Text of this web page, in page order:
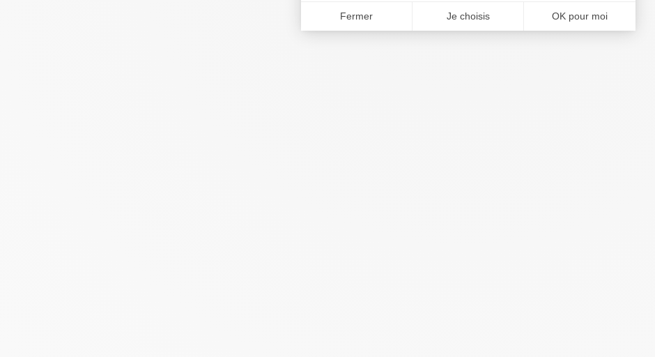
Fermer Je choisis OK pour moi